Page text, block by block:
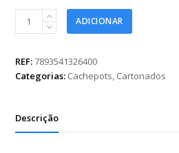
Cachepot
Quadrado
11cmx11cmx11cm
10pc
ADICIONAR
REF:7893541326400
Categorias: Cachepots, Cartonados
Descrição